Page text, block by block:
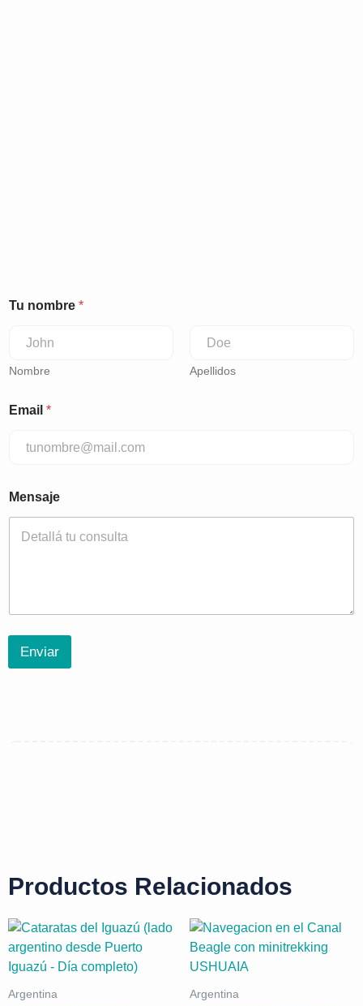
Tu nombre *
Nombre Apellidos
Email *
Mensaje
Enviar
Productos Relacionados
Argentina Argentina